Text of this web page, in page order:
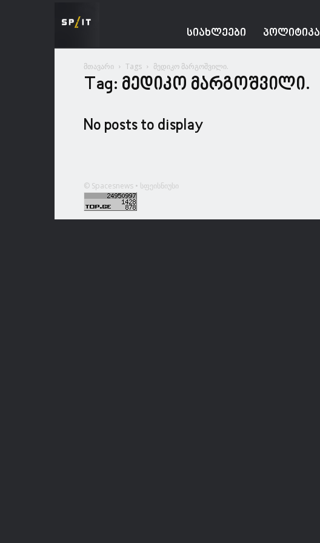
ᲡᲘᲐᲮᲚᲔᲔᲑᲘ ᲞᲝᲚᲘᲢᲘᲙᲐ
მთავარი Tags მედიკო მარგოშვილი.
Tag: მედიკო მარგოშვილი.
No posts to display
© Spacesnews • სფეისნიუსი